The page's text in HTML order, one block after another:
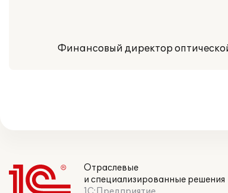
Финансовый директор
Отраслевые
и специализированные решения